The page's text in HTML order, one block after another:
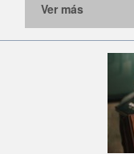
Ver más